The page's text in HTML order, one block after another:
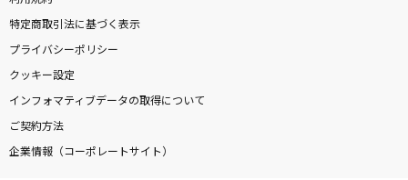
特定商取引法に基づく表示
プライバシーポリシー
クッキー設定
インフォマティブデータの取得について
ご契約方法
企業情報（コーポレートサイト）